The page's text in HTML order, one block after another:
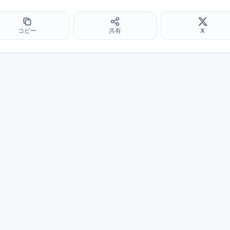
コピー 共有 X